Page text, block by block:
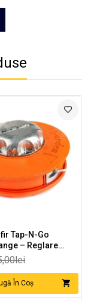
Tap-N-Go
– Reglare
Motocoase
În Coș